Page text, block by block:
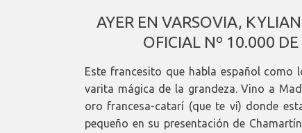
AYER EN VARSOVIA,
OFICIAL Nº 10.000
Este francesito que habla español
varita mágica de la grandeza. Vino a
oro francesa-catarí (que te ví) donde
pequeño en su presentación de